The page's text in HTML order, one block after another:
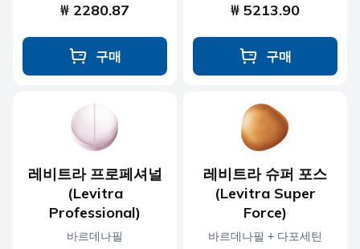
₩ 2280.87
구매
₩ 5213.90
구매
레비트라 프로페셔널
(Levitra
Professional)
바르데나필
레비트라 슈퍼 포스
(Levitra Super
Force)
바르데나필 + 다포세틴